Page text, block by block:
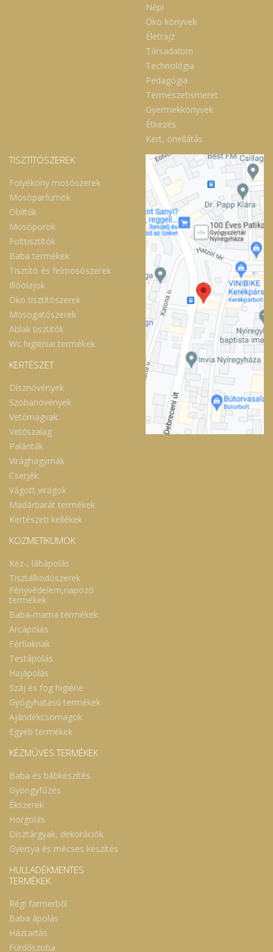
Népi
Öko könyvek
Életrajz
Társadalom
Technológia
Pedagógia
Természetismeret
Gyermekkönyvek
Étkezés
Kert, önellátás
TISZTÍTÓSZEREK
Folyékony mosószerek
Mosóparfümök
Öblítők
Mosóporok
Folttisztítók
Baba termékek
Tisztító és felmosószerek
Illóolajok
Öko tisztítószerek
Mosogatószerek
Ablak tisztítók
Wc higiéniai termékek
KERTÉSZET
Dísznövények
Szobanövények
Vetőmagvak
Vetőszalag
Palánták
Virághagymák
Cserjék
Vágott virágok
Madárbarát termékek
Kertészeti kellékek
KOZMETIKUMOK
Kéz-, lábápolás
Tisztálkodószerek
Fényvédelem,napozó
termékek
Baba-mama termékek
Arcápolás
Férfiaknak
Testápolás
Hajápolás
Száj és fog higiéne
Gyógyhatású termékek
Ajándékcsomagok
Egyéb termékek
KÉZMŰVES TERMÉKEK
Baba és bábkészítés
Gyöngyfűzés
Ékszerek
Horgolás
Dísztárgyak, dekorációk
Gyertya és mécses készítés
HULLADÉKMENTES
TERMÉKEK
Régi farmerből
Baba ápolás
Háztartás
Fürdőszoba